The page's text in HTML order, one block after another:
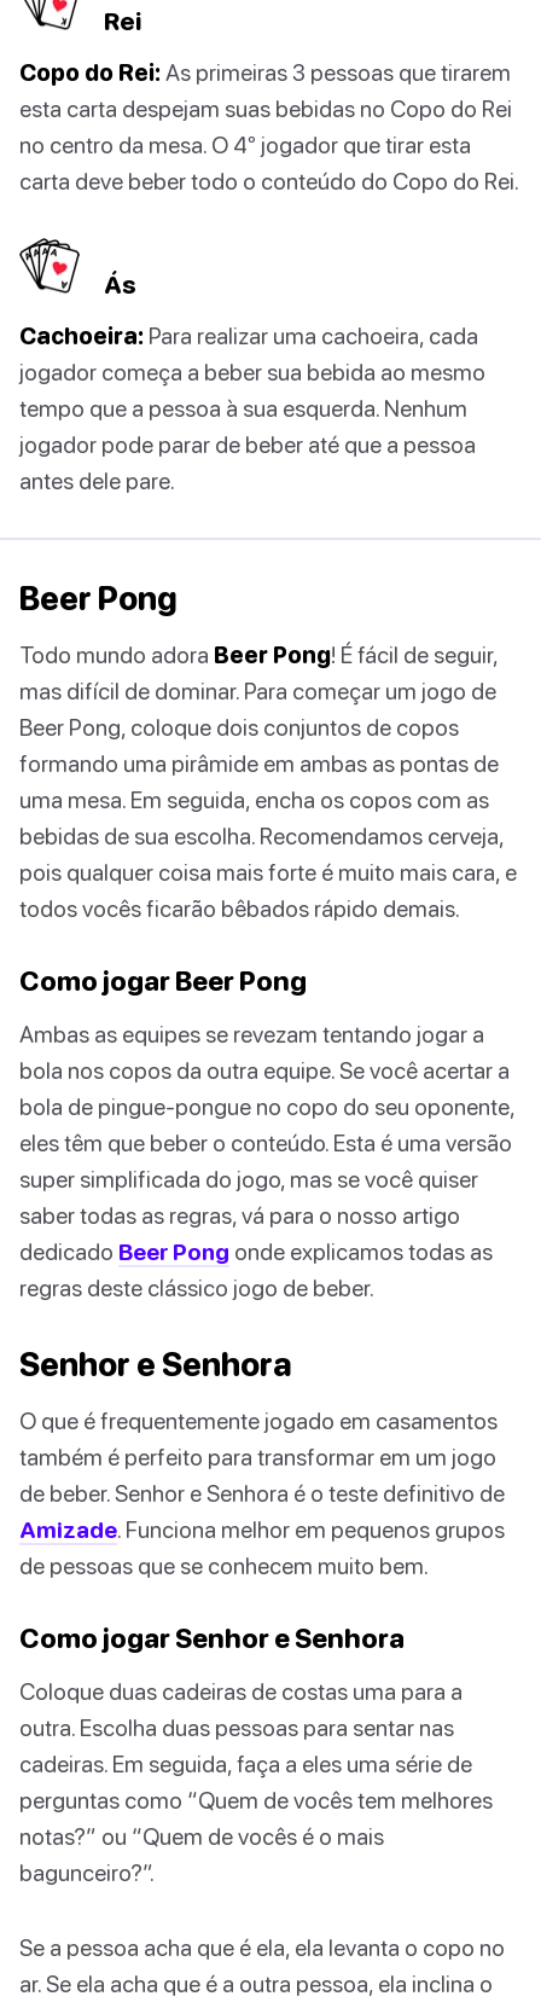
Rei
Copo do Rei: As primeiras 3 pessoas que tirarem
esta carta despejam suas bebidas no Copo do Rei
no centro da mesa. O 4º jogador que tirar esta
carta deve beber todo o conteúdo do Copo do Rei.
Ás
Cachoeira: Para realizar uma cachoeira, cada
jogador começa a beber sua bebida ao mesmo
tempo que a pessoa à sua esquerda. Nenhum
jogador pode parar de beber até que a pessoa
antes dele pare.
Beer Pong
Todo mundo adora Beer Pong! É fácil de seguir,
mas difícil de dominar. Para começar um jogo de
Beer Pong, coloque dois conjuntos de copos
formando uma pirâmide em ambas as pontas de
uma mesa. Em seguida, encha os copos com as
bebidas de sua escolha. Recomendamos cerveja,
pois qualquer coisa mais forte é muito mais cara, e
todos vocês ficarão bêbados rápido demais.
Como jogar Beer Pong
Ambas as equipes se revezam tentando jogar a
bola nos copos da outra equipe. Se você acertar a
bola de pingue-pongue no copo do seu oponente,
eles têm que beber o conteúdo. Esta é uma versão
super simplificada do jogo, mas se você quiser
saber todas as regras, vá para o nosso artigo
dedicado Beer Pong onde explicamos todas as
regras deste clássico jogo de beber.
Senhor e Senhora
O que é frequentemente jogado em casamentos
também é perfeito para transformar em um jogo
de beber. Senhor e Senhora é o teste definitivo de
Amizade. Funciona melhor em pequenos grupos
de pessoas que se conhecem muito bem.
Como jogar Senhor e Senhora
Coloque duas cadeiras de costas uma para a
outra. Escolha duas pessoas para sentar nas
cadeiras. Em seguida, faça a eles uma série de
perguntas como “Quem de vocês tem melhores
notas?” ou “Quem de vocês é o mais
bagunceiro?”.
Se a pessoa acha que é ela, ela levanta o copo no
ar. Se ela acha que é a outra pessoa, ela inclina o